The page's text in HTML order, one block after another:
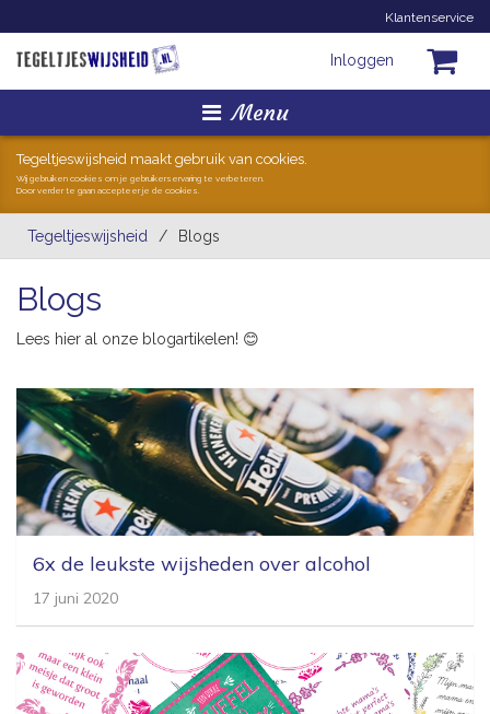
Klantenservice
Inloggen
Menu
Homepage
Tegeltjes
Hollandse Kunst
Geschenkjes
Zoeken
Blogs
Tegeltjeswijsheid maakt gebruik van cookies.
Wij gebruiken cookies om je gebruikerservaring te verbeteren.
Door verder te gaan accepteer je de cookies.
Tegeltjeswijsheid / Blogs
Blogs
Lees hier al onze blogartikelen! 😊
6x de leukste wijsheden over alcohol
17 juni 2020